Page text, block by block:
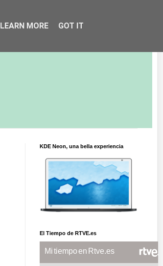
KDE Neon, una bella experiencia
El Tiempo de RTVE.es
LEARN MORE GOT IT